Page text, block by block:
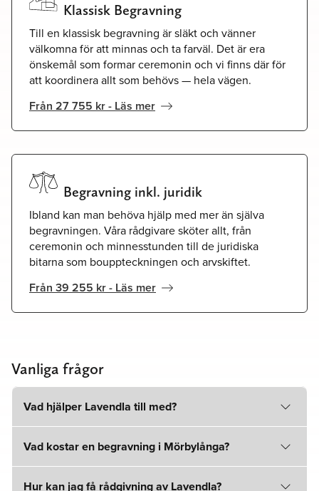
Klassisk Begravning
Till en klassisk begravning är släkt och vänner
välkomna för att minnas och ta farväl. Det är era
önskemål som formar ceremonin och vi finns där för
att koordinera allt som behövs — hela vägen.
Från 27 755 kr - Läs mer
Begravning inkl. juridik
Ibland kan man behöva hjälp med mer än själva
begravningen. Våra rådgivare sköter allt, från
ceremonin och minnesstunden till de juridiska
bitarna som bouppteckningen och arvskiftet.
Från 39 255 kr - Läs mer
Vanliga frågor
Vad hjälper Lavendla till med?
Vad kostar en begravning i Mörbylånga?
Hur kan jag få rådgivning av Lavendla?